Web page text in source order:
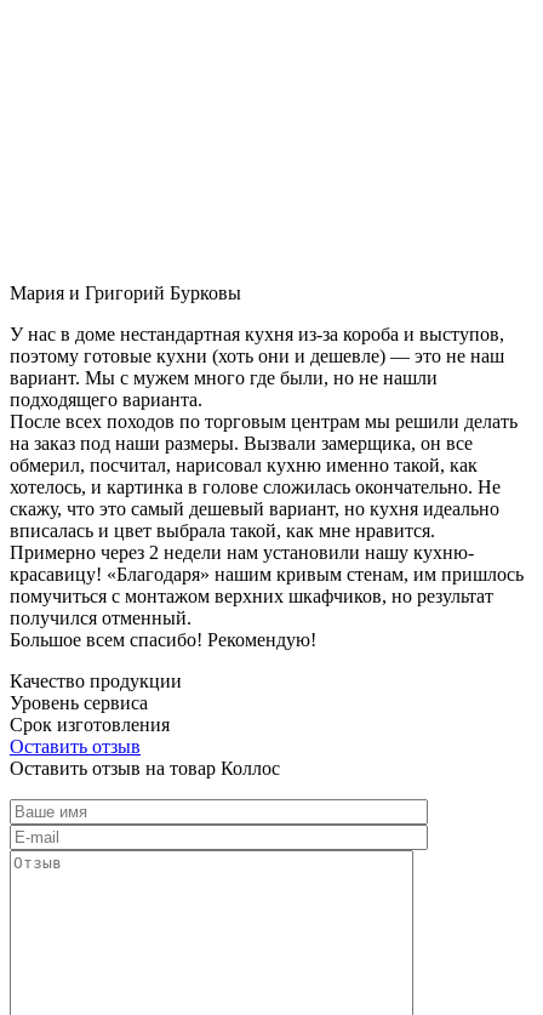
Мария и Григорий Бурковы
У нас в доме нестандартная кухня из-за короба и выступов,
поэтому готовые кухни (хоть они и дешевле) — это не наш
вариант. Мы с мужем много где были, но не нашли
подходящего варианта.
После всех походов по торговым центрам мы решили делать
на заказ под наши размеры. Вызвали замерщика, он все
обмерил, посчитал, нарисовал кухню именно такой, как
хотелось, и картинка в голове сложилась окончательно. Не
скажу, что это самый дешевый вариант, но кухня идеально
вписалась и цвет выбрала такой, как мне нравится.
Примерно через 2 недели нам установили нашу кухню-
красавицу! «Благодаря» нашим кривым стенам, им пришлось
помучиться с монтажом верхних шкафчиков, но результат
получился отменный.
Большое всем спасибо! Рекомендую!
Качество продукции
Уровень сервиса
Срок изготовления
Оставить отзыв
Оставить отзыв на товар Коллос